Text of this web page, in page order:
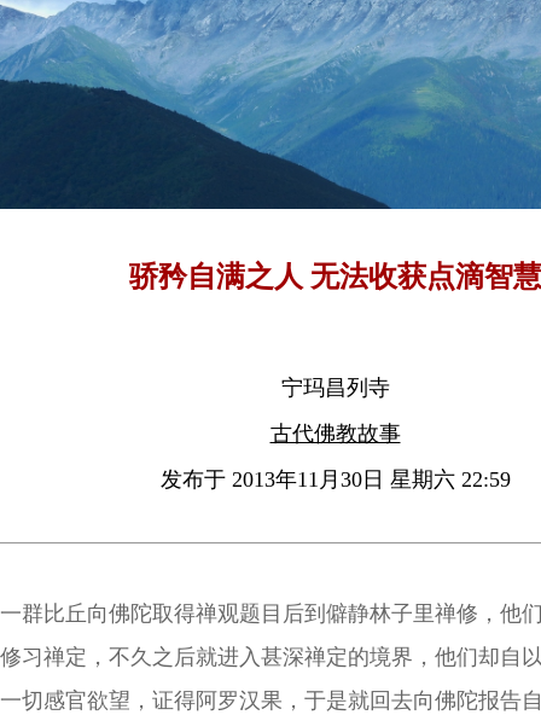
骄矜自满之人 无法收获点滴智慧
宁玛昌列寺
古代佛教故事
发布于 2013年11月30日 星期六 22:59
一群比丘向佛陀取得禅观题目后到僻静林子里禅修，他
修习禅定，不久之后就进入甚深禅定的境界，他们却自
一切感官欲望，证得阿罗汉果，于是就回去向佛陀报告